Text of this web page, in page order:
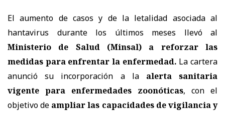
El aumento de casos y de la letalidad asociada al
hantavirus durante los últimos meses llevó al
Ministerio de Salud (Minsal) a reforzar las
medidas para enfrentar la enfermedad. La cartera
anunció su incorporación a la alerta sanitaria
vigente para enfermedades zoonóticas, con el
objetivo de ampliar las capacidades de vigilancia y